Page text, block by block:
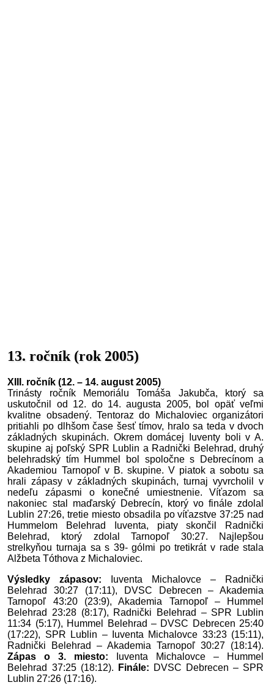
13. ročník (rok 2005)
XIII. ročník (12. – 14. august 2005)
Trinásty ročník Memoriálu Tomáša Jakubča, ktorý sa
uskutočnil od 12. do 14. augusta 2005, bol opäť veľmi
kvalitne obsadený. Tentoraz do Michaloviec organizátori
pritiahli po dlhšom čase šesť tímov, hralo sa teda v dvoch
základných skupinách. Okrem domácej Iuventy boli v A.
skupine aj poľský SPR Lublin a Radnički Belehrad, druhý
belehradský tím Hummel bol spoločne s Debrecínom a
Akademiou Tarnopoľ v B. skupine. V piatok a sobotu sa
hrali zápasy v základných skupinách, turnaj vyvrcholil v
nedeľu zápasmi o konečné umiestnenie. Víťazom sa
nakoniec stal maďarský Debrecín, ktorý vo finále zdolal
Lublin 27:26, tretie miesto obsadila po víťazstve 37:25 nad
Hummelom Belehrad Iuventa, piaty skončil Radnički
Belehrad, ktorý zdolal Tarnopoľ 30:27. Najlepšou
strelkyňou turnaja sa s 39- gólmi po tretikrát v rade stala
Alžbeta Tóthova z Michaloviec.
Výsledky zápasov: Iuventa Michalovce – Radnički
Belehrad 30:27 (17:11), DVSC Debrecen – Akademia
Tarnopoľ 43:20 (23:9), Akademia Tarnopoľ – Hummel
Belehrad 23:28 (8:17), Radnički Belehrad – SPR Lublin
11:34 (5:17), Hummel Belehrad – DVSC Debrecen 25:40
(17:22), SPR Lublin – Iuventa Michalovce 33:23 (15:11),
Radnički Belehrad – Akademia Tarnopoľ 30:27 (18:14).
Zápas o 3. miesto: Iuventa Michalovce – Hummel
Belehrad 37:25 (18:12).
Finále: DVSC Debrecen – SPR
Lublin 27:26 (17:16).